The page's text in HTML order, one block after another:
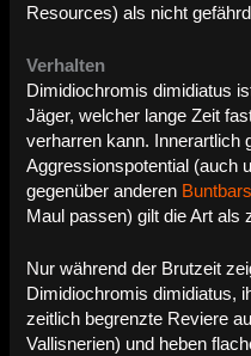
Resources) als nicht
Verhalten
Dimidiochromis dimidiatus
Jäger, welcher lange Zeit
verharren kann. Innerartlich
Aggressionspotential (auch
gegenüber anderen
Maul passen) gilt die Art als
Nur während der Brutzeit
Dimidiochromis dimidiatus,
zeitlich begrenzte Reviere
Vallisnerien) und heben